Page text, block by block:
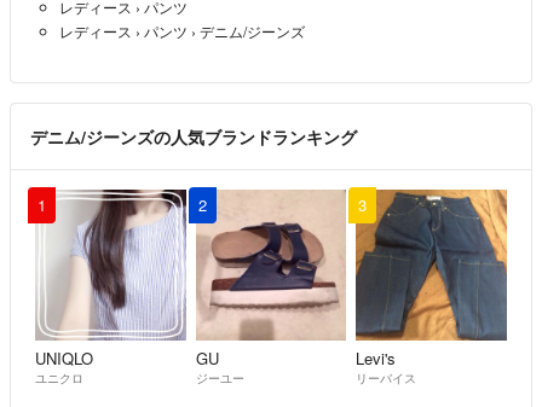
レディース › パンツ
レディース › パンツ › デニム/ジーンズ
デニム/ジーンズの人気ブランドランキング
1
UNIQLO
ユニクロ
2
GU
ジーユー
3
Levi's
リーバイス